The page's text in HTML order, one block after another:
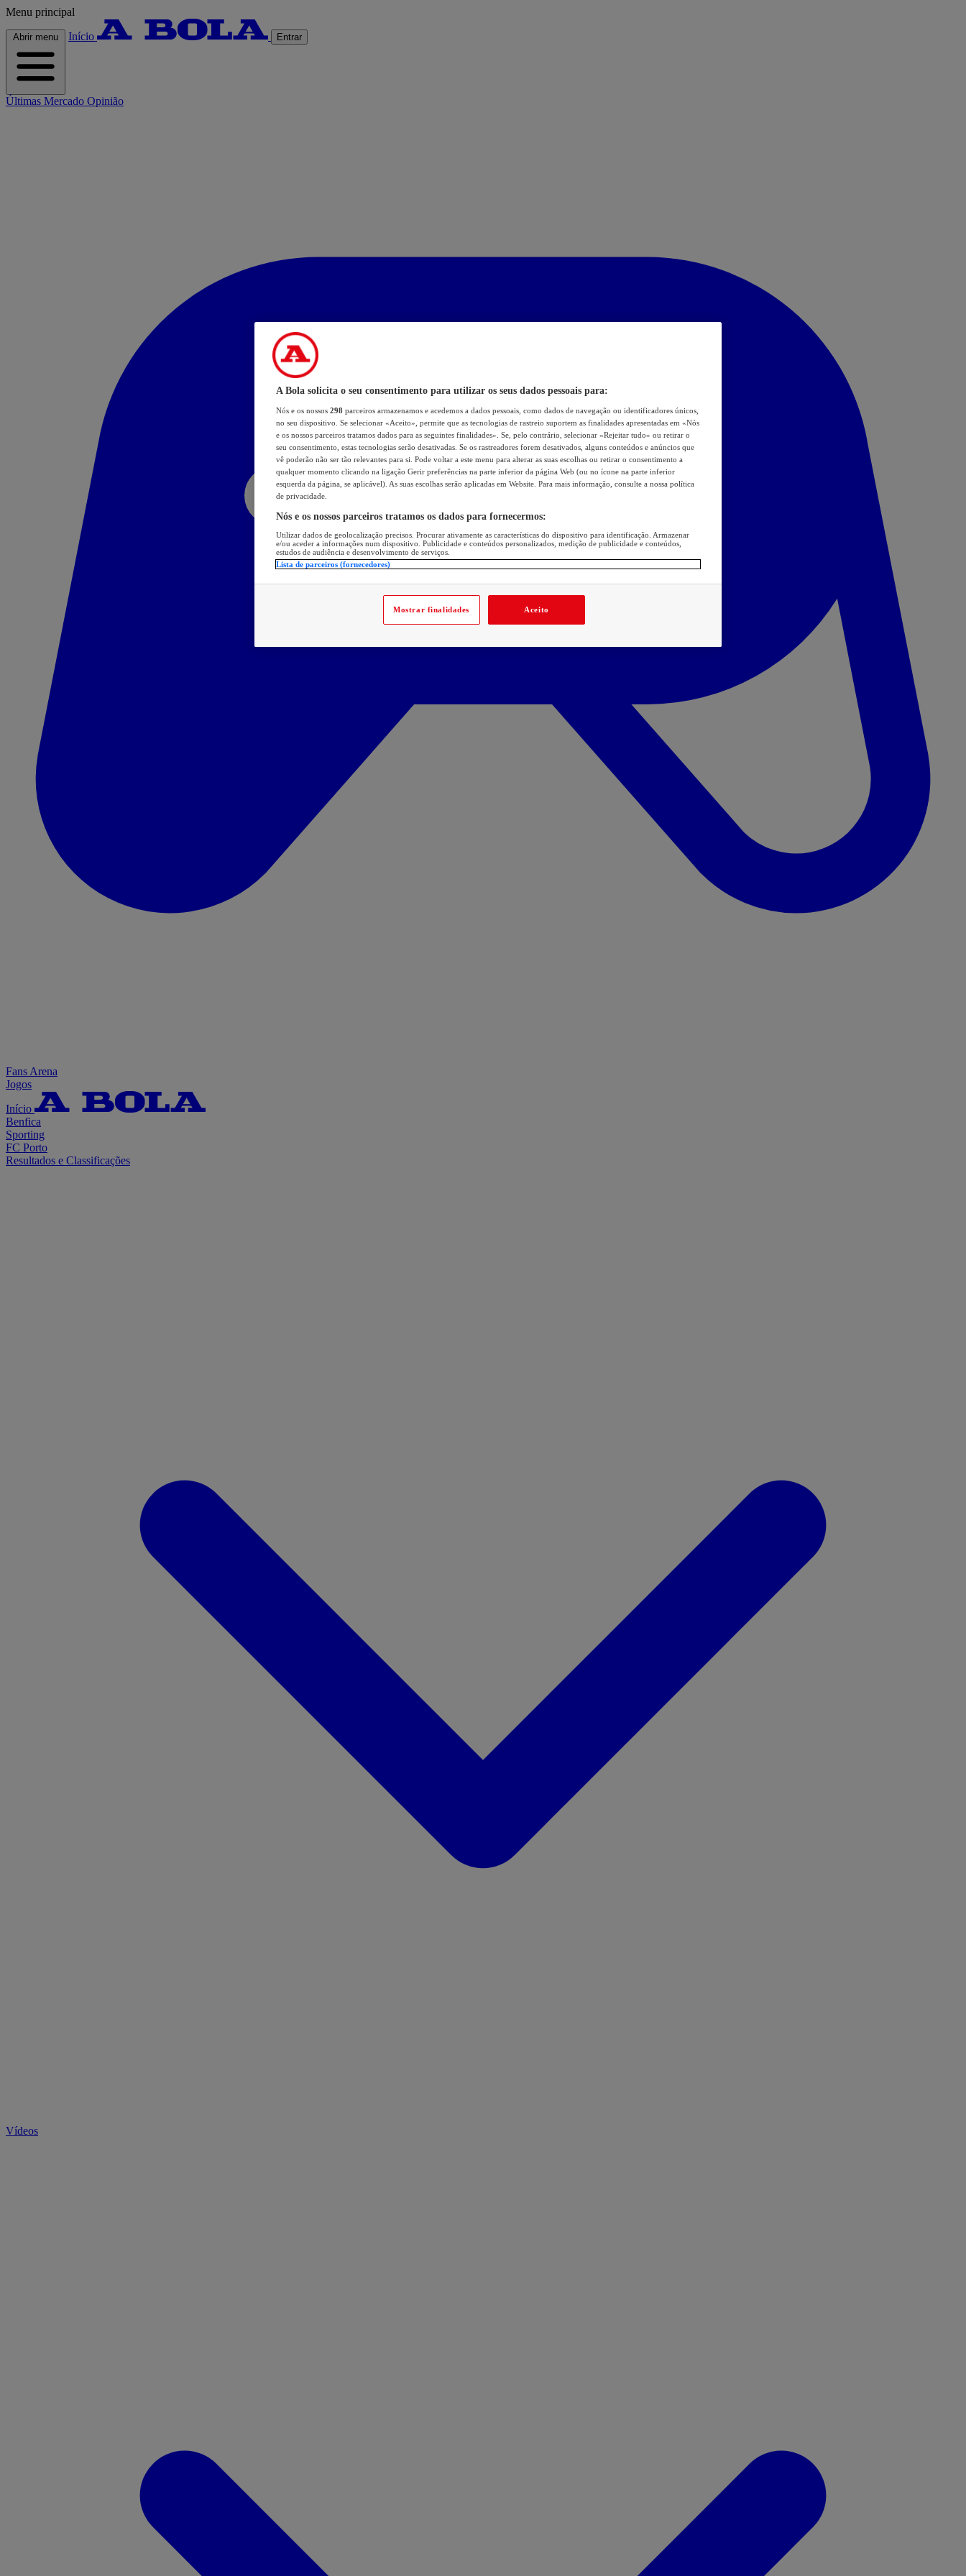
Menu principal
Abrir menu Início Entrar
Últimas Mercado Opinião
Fans Arena
Jogos
Início
Benfica
Sporting
FC Porto
Resultados e Classificações
Vídeos
A Bola solicita o seu consentimento para utilizar os seus dados pessoais para:
Nós e os nossos 298 parceiros armazenamos e acedemos a dados pessoais, como dados de navegação ou identificadores únicos,
no seu dispositivo. Se selecionar «Aceito», permite que as tecnologias de rastreio suportem as finalidades apresentadas em «Nós
e os nossos parceiros tratamos dados para as seguintes finalidades». Se, pelo contrário, selecionar «Rejeitar tudo» ou retirar o
seu consentimento, estas tecnologias serão desativadas. Se os rastreadores forem desativados, alguns conteúdos e anúncios que
vê poderão não ser tão relevantes para si. Pode voltar a este menu para alterar as suas escolhas ou retirar o consentimento a
qualquer momento clicando na ligação Gerir preferências na parte inferior da página Web (ou no ícone na parte inferior
esquerda da página, se aplicável). As suas escolhas serão aplicadas em Website. Para mais informação, consulte a nossa política
de privacidade.
Nós e os nossos parceiros tratamos os dados para fornecermos:
Utilizar dados de geolocalização precisos. Procurar ativamente as características do dispositivo para identificação. Armazenar
e/ou aceder a informações num dispositivo. Publicidade e conteúdos personalizados, medição de publicidade e conteúdos,
estudos de audiência e desenvolvimento de serviços.
Lista de parceiros (fornecedores)
Mostrar finalidades Aceito